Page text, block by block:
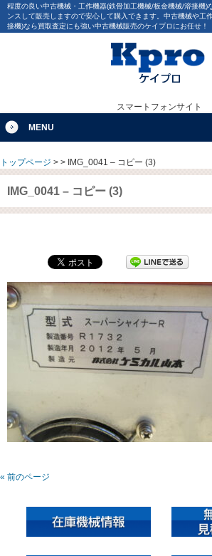
程度の良い中古機械・工作機器(鉄骨加工機械/板金機械/溶接機)
ンスして販売しますので安心して購入できます。中古機械や工
接機)なら買取査定にも強い中古機械販売のケイプロにお任せ！
スマートフォンサイト
MENU
トップページ > > IMG_0041 – コピー (3)
IMG_0041 – コピー (3)
« 前のページ